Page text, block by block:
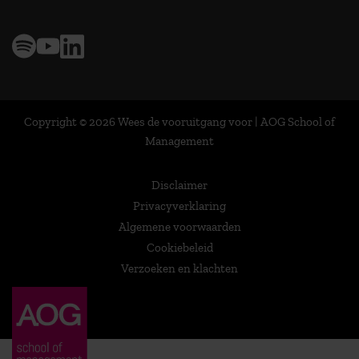
Copyright © 2026 Wees de vooruitgang voor | AOG School of
Management
Disclaimer
Privacyverklaring
Algemene voorwaarden
Cookiebeleid
Verzoeken en klachten